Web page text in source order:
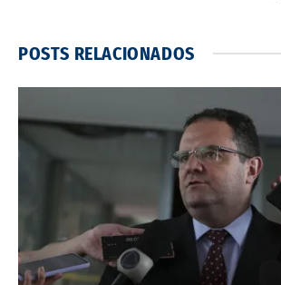
POSTS RELACIONADOS